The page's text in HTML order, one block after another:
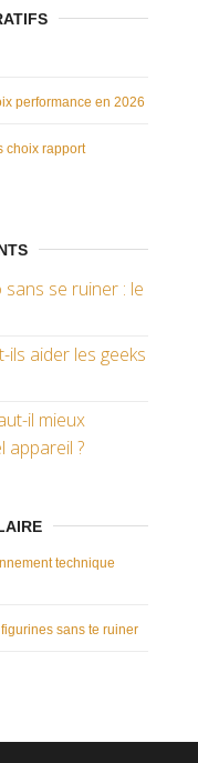
performance en 2026
choix rapport
se ruiner : le
aider les geeks
il mieux
appareil ?
technique
sans te ruiner